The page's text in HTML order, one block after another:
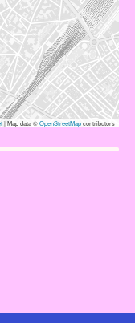
|Map data ©OpenStreetMapcontributors